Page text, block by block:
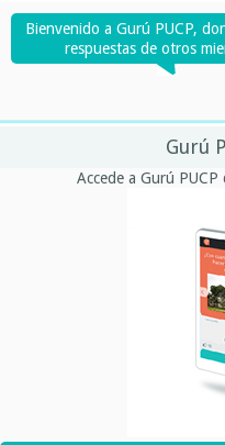
Bienvenido a Gurú PUCP,
respuestas de otros
Gurú
Accede a Gurú